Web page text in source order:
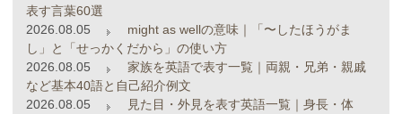
表す言葉60選
2026.08.05
might as wellの意味｜「〜したほうがま
し」と「せっかくだから」の使い方
2026.08.05
家族を英語で表す一覧｜両親・兄弟・親戚
など基本40語と自己紹介例文
2026.08.05
見た目・外見を表す英語一覧｜身長・体